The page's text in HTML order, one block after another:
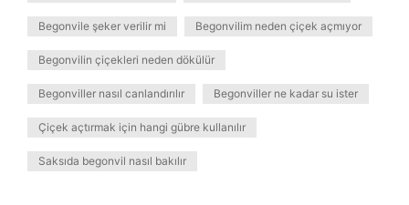
Begonvile şeker verilir mi Begonvilim neden çiçek açmıyor
Begonvilin çiçekleri neden dökülür
Begonviller nasıl canlandırılır Begonviller ne kadar su ister
Çiçek açtırmak için hangi gübre kullanılır
Saksıda begonvil nasıl bakılır